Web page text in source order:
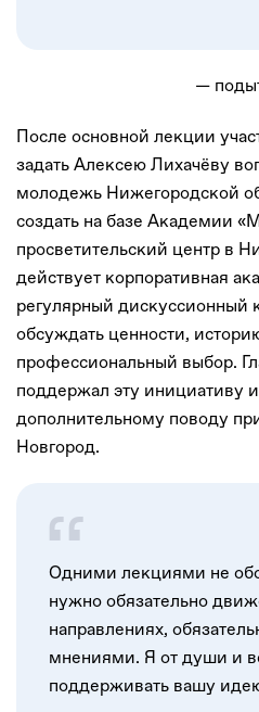
—
После основной лекции
задать Алексею Лихачёву
молодежь Нижегородской
создать на базе Академии
просветительский центр в
действует корпоративная
регулярный дискуссионный
обсуждать ценности,
профессиональный выбор.
поддержал эту инициативу
дополнительному поводу
Новгород.
Одними лекциями не
нужно обязательно
направлениях,
мнениями. Я от души и
поддерживать вашу